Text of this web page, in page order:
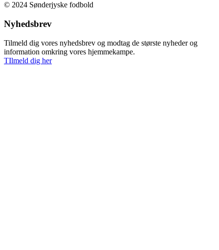
© 2024 Sønderjyske fodbold
Nyhedsbrev
Tilmeld dig vores nyhedsbrev og modtag de største nyheder og
information omkring vores hjemmekampe.
TIlmeld dig her